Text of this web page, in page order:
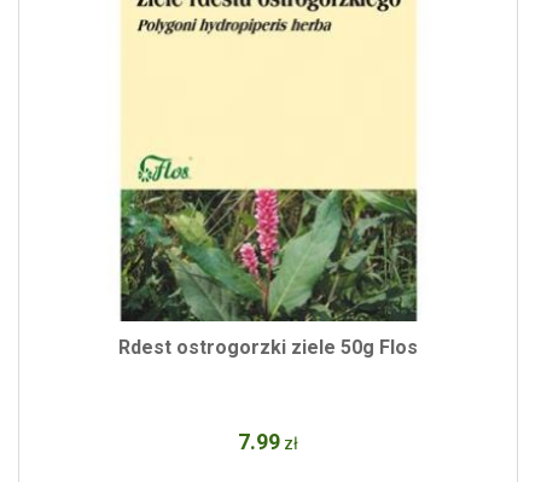
Rdest ostrogorzki ziele 50g Flos
7.99 zł